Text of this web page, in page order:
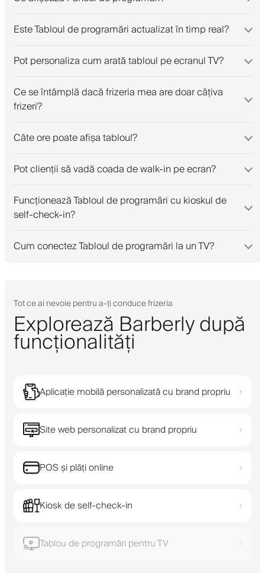
Este Tabloul de programări actualizat în timp real?
Pot personaliza cum arată tabloul pe ecranul TV?
Ce se întâmplă dacă frizeria mea are doar câțiva
frizeri?
Câte ore poate afișa tabloul?
Pot clienții să vadă coada de walk-in pe ecran?
Funcționează Tabloul de programări cu kioskul de
self-check-in?
Cum conectez Tabloul de programări la un TV?
Tot ce ai nevoie pentru a-ți conduce frizeria
Explorează Barberly după
funcționalități
Aplicație mobilă personalizată cu brand propriu ›
Site web personalizat cu brand propriu ›
POS și plăți online ›
Kiosk de self-check-in ›
Tablou de programări pentru TV ›